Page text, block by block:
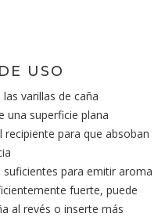
USO
varillas de caña
una superficie plana
recipiente para que absoban
suficientes para emitir aroma
fuerte, puede
al revés o inserte más